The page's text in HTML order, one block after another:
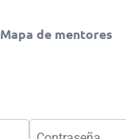
Mapa de mentores